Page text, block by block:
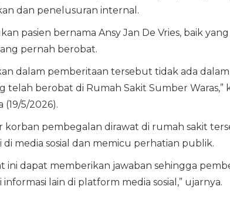
dan penelusuran internal.
pasien bernama Ansy Jan De Vries, baik
pernah berobat.
dalam pemberitaan tersebut tidak ada
berobat di Rumah Sakit Sumber Waras,”
(19/5/2026).
korban pembegalan dirawat di rumah sakit
di media sosial dan memicu perhatian publik.
ini dapat memberikan jawaban sehingga
lain di platform media sosial,” ujarnya.